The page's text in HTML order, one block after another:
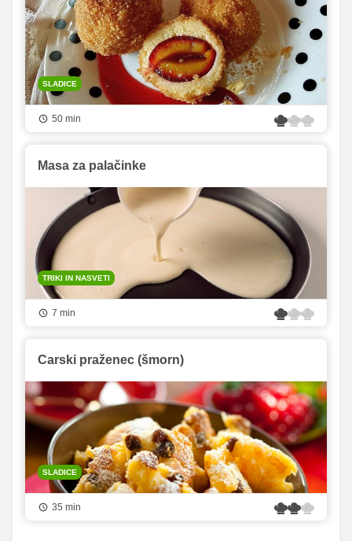
SLADICE
50 min
Masa za palačinke
TRIKI IN NASVETI
7 min
Carski praženec (šmorn)
SLADICE
35 min